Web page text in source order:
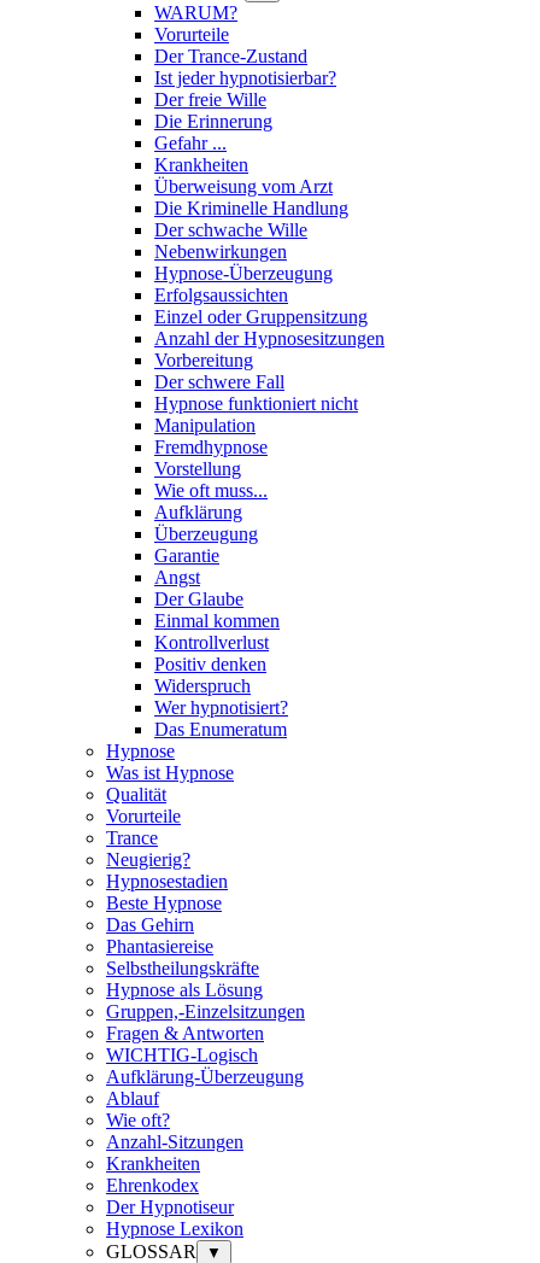
WARUM?
Vorurteile
Der Trance-Zustand
Ist jeder hypnotisierbar?
Der freie Wille
Die Erinnerung
Gefahr ...
Krankheiten
Überweisung vom Arzt
Die Kriminelle Handlung
Der schwache Wille
Nebenwirkungen
Hypnose-Überzeugung
Erfolgsaussichten
Einzel oder Gruppensitzung
Anzahl der Hypnosesitzungen
Vorbereitung
Der schwere Fall
Hypnose funktioniert nicht
Manipulation
Fremdhypnose
Vorstellung
Wie oft muss...
Aufklärung
Überzeugung
Garantie
Angst
Der Glaube
Einmal kommen
Kontrollverlust
Positiv denken
Widerspruch
Wer hypnotisiert?
Das Enumeratum
Hypnose
Was ist Hypnose
Qualität
Vorurteile
Trance
Neugierig?
Hypnosestadien
Beste Hypnose
Das Gehirn
Phantasiereise
Selbstheilungskräfte
Hypnose als Lösung
Gruppen,-Einzelsitzungen
Fragen & Antworten
WICHTIG-Logisch
Aufklärung-Überzeugung
Ablauf
Wie oft?
Anzahl-Sitzungen
Krankheiten
Ehrenkodex
Der Hypnotiseur
Hypnose Lexikon
GLOSSAR
▼